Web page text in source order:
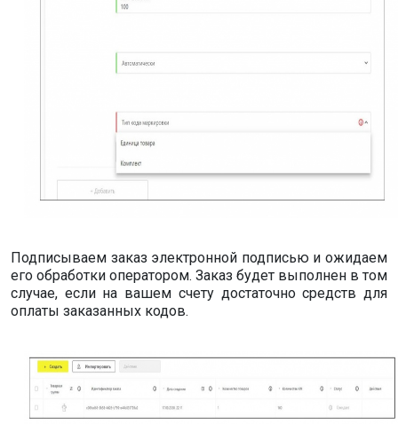
Подписываем заказ электронной подписью и ожидаем
его обработки оператором. Заказ будет выполнен в том
случае, если на вашем счету достаточно средств для
оплаты заказанных кодов.